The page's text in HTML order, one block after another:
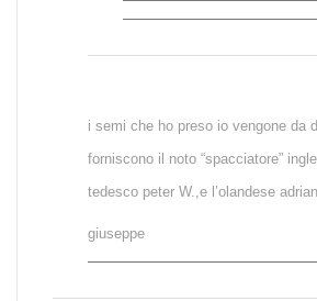
i semi che ho preso io vengone da
forniscono il noto “spacciatore”
tedesco peter W.,e l’olandese adrian
giuseppe